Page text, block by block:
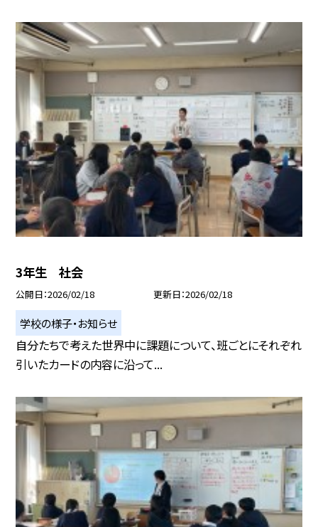
3年生 社会
公開日 2026/02/18 更新日 2026/02/18
学校の様子・お知らせ
自分たちで考えた世界中に課題について、班ごとにそれぞれ
引いたカードの内容に沿って...